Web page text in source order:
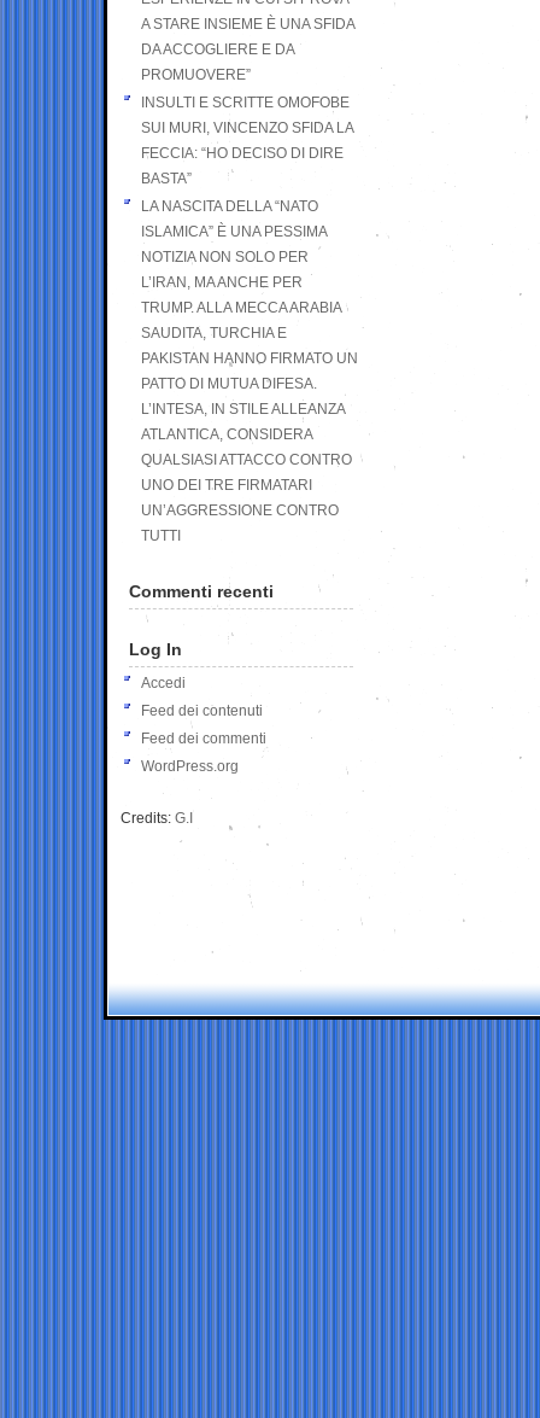
A STARE INSIEME È UNA SFIDA
DA ACCOGLIERE E DA
PROMUOVERE”
INSULTI E SCRITTE OMOFOBE
SUI MURI, VINCENZO SFIDA LA
FECCIA: “HO DECISO DI DIRE
BASTA”
LA NASCITA DELLA “NATO
ISLAMICA” È UNA PESSIMA
NOTIZIA NON SOLO PER
L’IRAN, MA ANCHE PER
TRUMP. ALLA MECCA ARABIA
SAUDITA, TURCHIA E
PAKISTAN HANNO FIRMATO UN
PATTO DI MUTUA DIFESA.
L’INTESA, IN STILE ALLEANZA
ATLANTICA, CONSIDERA
QUALSIASI ATTACCO CONTRO
UNO DEI TRE FIRMATARI
UN’AGGRESSIONE CONTRO
TUTTI
Commenti recenti
Log In
Accedi
Feed dei contenuti
Feed dei commenti
WordPress.org
Credits: G.I